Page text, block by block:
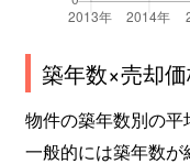
築年数×売却
物件の築年数別の平
一般的には築年数